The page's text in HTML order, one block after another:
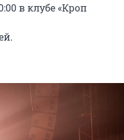
в клубе «Кроп